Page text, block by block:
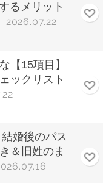
るメリット
2026.07.22
【15項目】
ックリスト
結婚後のパス
＆旧姓のま